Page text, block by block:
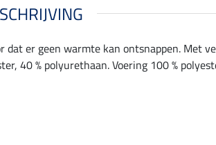
er geen warmte kan ontsnappen. Met
40 % polyurethaan. Voering 100 %